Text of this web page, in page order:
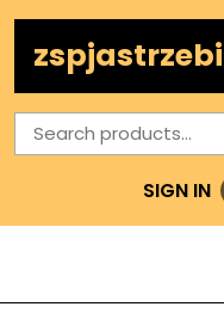
content
Search
for:
SIGN IN